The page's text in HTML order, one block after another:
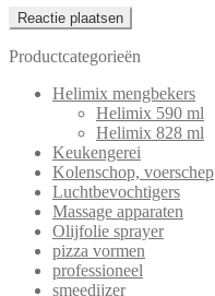
Productcategorieën
Helimix mengbekers
Helimix 590 ml
Helimix 828 ml
Keukengerei
Kolenschop, voerschep
Luchtbevochtigers
Massage apparaten
Olijfolie sprayer
pizza vormen
professioneel
smeedijzer